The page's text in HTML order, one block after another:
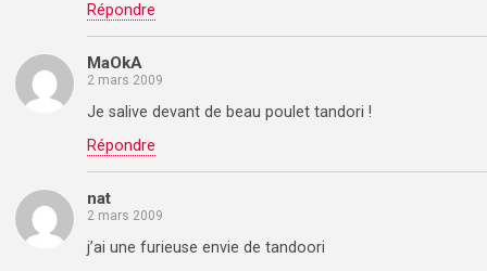
Répondre
MaOkA
2 mars 2009
Je salive devant de beau poulet tandori !
Répondre
nat
2 mars 2009
j’ai une furieuse envie de tandoori